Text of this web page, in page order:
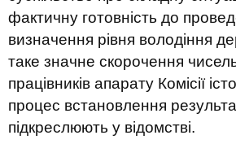
фактичну готовність до
визначення рівня володіння
таке значне скорочення
працівників апарату Комісії
процес встановлення
підкреслюють у відомстві.